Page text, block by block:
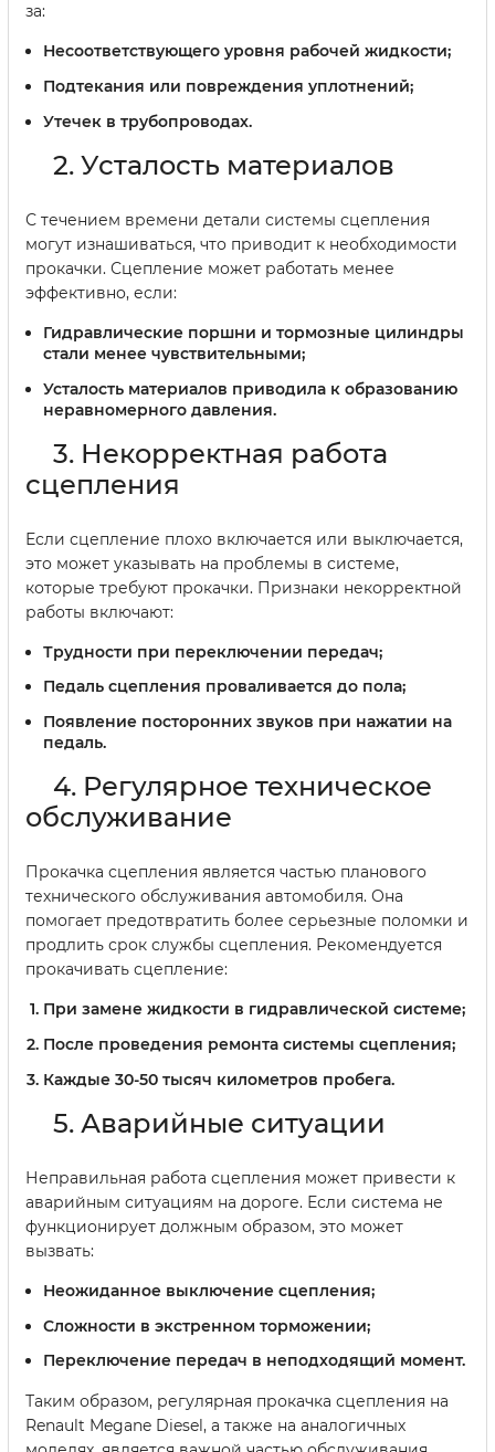
за:
Несоответствующего уровня рабочей жидкости;
Подтекания или повреждения уплотнений;
Утечек в трубопроводах.
2. Усталость материалов
С течением времени детали системы сцепления
могут изнашиваться, что приводит к необходимости
прокачки. Сцепление может работать менее
эффективно, если:
Гидравлические поршни и тормозные цилиндры
стали менее чувствительными;
Усталость материалов приводила к образованию
неравномерного давления.
3. Некорректная работа
сцепления
Если сцепление плохо включается или выключается,
это может указывать на проблемы в системе,
которые требуют прокачки. Признаки некорректной
работы включают:
Трудности при переключении передач;
Педаль сцепления проваливается до пола;
Появление посторонних звуков при нажатии на
педаль.
4. Регулярное техническое
обслуживание
Прокачка сцепления является частью планового
технического обслуживания автомобиля. Она
помогает предотвратить более серьезные поломки и
продлить срок службы сцепления. Рекомендуется
прокачивать сцепление:
При замене жидкости в гидравлической системе;
После проведения ремонта системы сцепления;
Каждые 30-50 тысяч километров пробега.
5. Аварийные ситуации
Неправильная работа сцепления может привести к
аварийным ситуациям на дороге. Если система не
функционирует должным образом, это может
вызвать:
Неожиданное выключение сцепления;
Сложности в экстренном торможении;
Переключение передач в неподходящий момент.
Таким образом, регулярная прокачка сцепления на
Renault Megane Diesel, а также на аналогичных